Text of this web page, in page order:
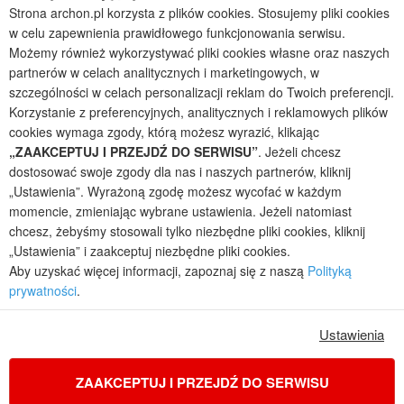
Projekty domów bliźniaczych
Projekty domów nowoczesnych
Projekty domów parterowych
2026 © ARCHON+ Biuro Projektów - Tradycyjne i nowoczesne gotowe
projekty domów - autorska pracownia architektoniczna założona w 1990r.
przez arch. Barbarę Mendel
Z uwagi na ciągłe doskonalenie procesu powstawania projektów (zgodnie z
normą ISO 9001), prezentowane na stronie projekty domów mogą
nieznacznie różnić się od dokumentacji technicznej.
Informujemy, iż w celu optymalizacji treści dostępnych w naszym sklepie,
dostosowania ich do Państwa indywidualnych potrzeb korzystamy z
informacji zapisanych za pomocą plików cookies na urządzeniach
końcowych użytkowników. Pliki cookies użytkownik może kontrolować za
pomocą ustawień swojej przeglądarki internetowej. Dalsze korzystanie z
naszego serwisu internetowego, bez zmiany ustawień przeglądarki
internetowej oznacza, iż użytkownik akceptuje stosowanie plików cookies.
Strona archon.pl korzysta z plików cookies. Stosujemy pliki cookies
w celu zapewnienia prawidłowego funkcjonowania serwisu.
Możemy również wykorzystywać pliki cookies własne oraz naszych
partnerów w celach analitycznych i marketingowych, w
szczególności w celach personalizacji reklam do Twoich preferencji.
Korzystanie z preferencyjnych, analitycznych i reklamowych plików
cookies wymaga zgody, którą możesz wyrazić, klikając
„ZAAKCEPTUJ I PRZEJDŹ DO SERWISU”. Jeżeli chcesz
dostosować swoje zgody dla nas i naszych partnerów, kliknij
„Ustawienia”. Wyrażoną zgodę możesz wycofać w każdym
momencie, zmieniając wybrane ustawienia. Jeżeli natomiast
chcesz, żebyśmy stosowali tylko niezbędne pliki cookies, kliknij
„Ustawienia” i zaakceptuj niezbędne pliki cookies.
Aby uzyskać więcej informacji, zapoznaj się z naszą Polityką
prywatności.
Ustawienia
ZAAKCEPTUJ I PRZEJDŹ DO SERWISU